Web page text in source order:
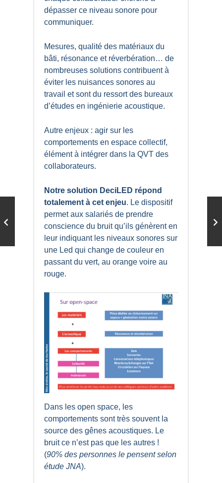
dépasser ce niveau sonore pour
communiquer.
Mesures, qualité des matériaux du
bâti, résonance et réverbération… de
nombreuses solutions contribuent à
éviter les nuisances sonores au
travail et sont du ressort des bureaux
d’études en ingénierie acoustique.
Autre enjeux : agir sur les
comportements en espace collectif,
élément à intégrer dans la QVT des
collaborateurs.
Notre solution DeciLED répond
totalement à cet enjeu. Le dispositif
permet aux salariés de prendre
conscience du bruit qu’ils génèrent en
leur indiquant les niveaux sonores sur
une Led qui change de couleur en
passant du vert, au orange voire au
rouge.
Dans les open space, les
comportements sont très souvent la
source des gênes acoustiques. Le
bruit ce n’est pas que les autres !
(90% des personnes le pensent selon
étude JNA).